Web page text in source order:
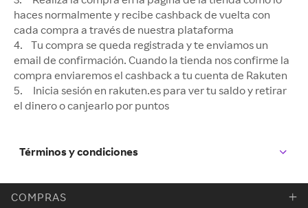
haces normalmente y recibe cashback de vuelta con
cada compra a través de nuestra plataforma
4. Tu compra se queda registrada y te enviamos un
email de confirmación. Cuando la tienda nos confirme la
compra enviaremos el cashback a tu cuenta de Rakuten
5. Inicia sesión en rakuten.es para ver tu saldo y retirar
el dinero o canjearlo por puntos
Términos y condiciones
COMPRAS